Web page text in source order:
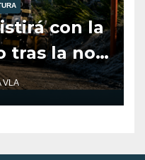
con la
tras la no
en
VLA